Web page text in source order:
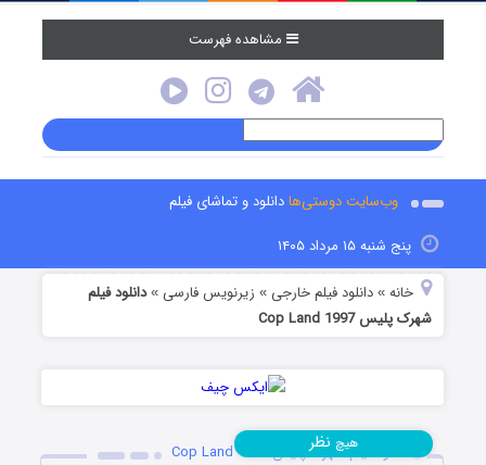
مشاهده فهرست
وب‌سایت دوستی‌هادانلود و تماشای فیلم
پنج شنبه ۱۵ مرداد ۱۴۰۵
خانه »دانلود فیلم خارجی » زیرنویس فارسی »دانلود فیلم
شهرک پلیس Cop Land 1997
دانلود فیلم شهرک پلیس Cop Land 1997
هیچ نظر